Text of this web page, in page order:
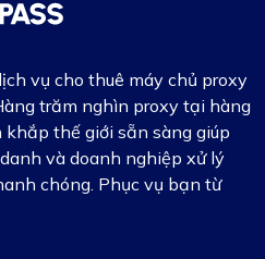
vụ cho thuê máy chủ proxy
trăm nghìn proxy tại hàng
khắp thế giới sẵn sàng giúp
và doanh nghiệp xử lý
chóng. Phục vụ bạn từ